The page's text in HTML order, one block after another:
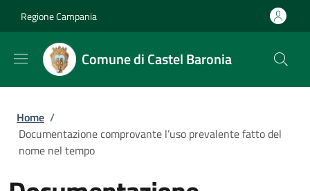
Regione Campania
Comune di Castel Baronia
Briciole di pane
Home /
Documentazione comprovante l’uso prevalente fatto del
nome nel tempo